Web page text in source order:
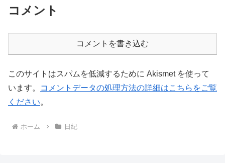
コメント
コメントを書き込む
このサイトはスパムを低減するために Akismet を使って
います。
コメントデータの処理方法の詳細はこちらをご覧
ください。
ホーム 日紀